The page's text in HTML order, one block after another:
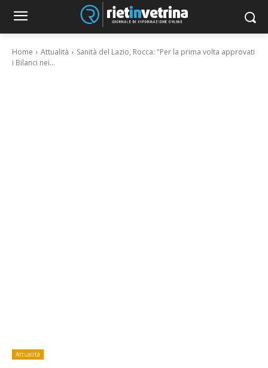
Home Attualità
Sanità del Lazio, Rocca: "Per la prima volta approvati
i Bilanci nei...
Attualità